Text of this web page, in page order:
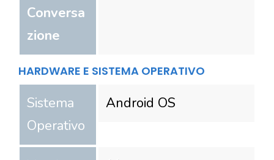
Conversa
zione
HARDWARE E SISTEMA OPERATIVO
Sistema
Operativo
Android OS